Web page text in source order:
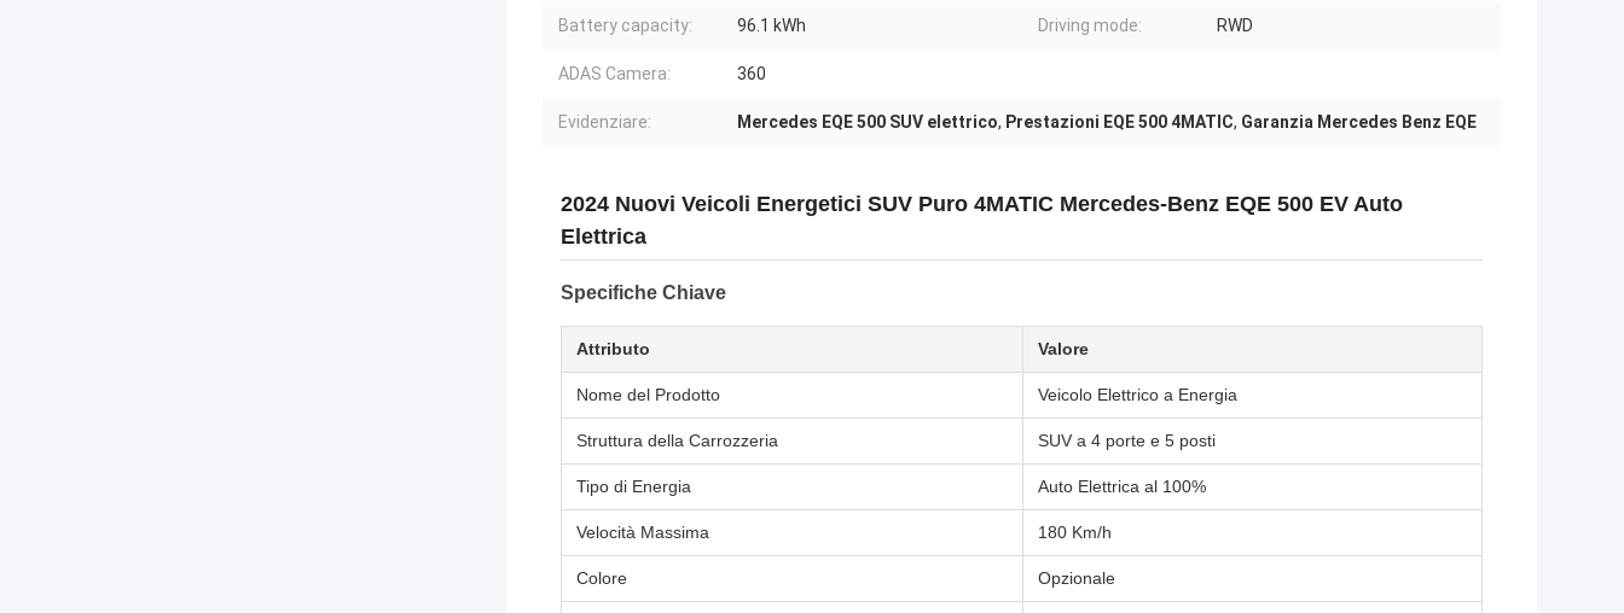
Battery capacity: 96.1 kWh Driving mode: RWD
ADAS Camera: 360
Evidenziare: Mercedes EQE 500 SUV elettrico, Prestazioni EQE 500 4MATIC, Garanzia Mercedes Benz EQE
2024 Nuovi Veicoli Energetici SUV Puro 4MATIC Mercedes-Benz EQE 500 EV Auto
Elettrica
Specifiche Chiave
Attributo Valore
Nome del Prodotto Veicolo Elettrico a Energia
Struttura della Carrozzeria SUV a 4 porte e 5 posti
Tipo di Energia Auto Elettrica al 100%
Velocità Massima 180 Km/h
Colore Opzionale